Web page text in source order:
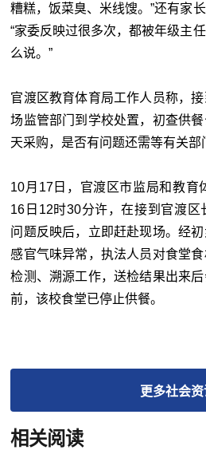
糟糕，饭菜臭、米线馊。”还有家
“家委反映过很多次，都被年级主
么说。”
官渡区教育体育局工作人员称，
场监管部门到学校处置，初查供
天采购，是否有问题还需等有关部
10月17日，官渡区市监局和教育
16日12时30分许，在接到官渡区
问题反映后，立即赶赴现场。经
感官气味异常，执法人员对食堂
检测、溯源工作，送检结果出来
前，该校食堂已停止供餐。
更多社会资
相关阅读